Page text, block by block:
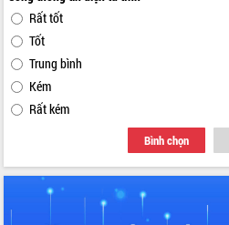
Rất tốt
Tốt
Trung bình
Kém
Rất kém
Bình chọn